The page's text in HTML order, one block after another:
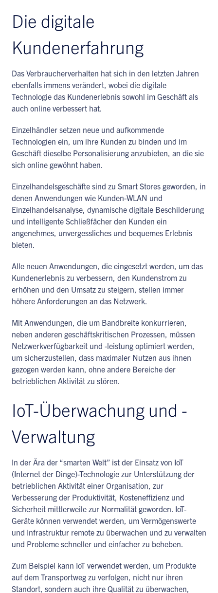
Die digitale
Kundenerfahrung
Das Verbraucherverhalten hat sich in den letzten Jahren
ebenfalls immens verändert, wobei die digitale
Technologie das Kundenerlebnis sowohl im Geschäft als
auch online verbessert hat.
Einzelhändler setzen neue und aufkommende
Technologien ein, um ihre Kunden zu binden und im
Geschäft dieselbe Personalisierung anzubieten, an die sie
sich online gewöhnt haben.
Einzelhandelsgeschäfte sind zu Smart Stores geworden, in
denen Anwendungen wie Kunden-WLAN und
Einzelhandelsanalyse, dynamische digitale Beschilderung
und intelligente Schließfächer den Kunden ein
angenehmes, unvergessliches und bequemes Erlebnis
bieten.
Alle neuen Anwendungen, die eingesetzt werden, um das
Kundenerlebnis zu verbessern, den Kundenstrom zu
erhöhen und den Umsatz zu steigern, stellen immer
höhere Anforderungen an das Netzwerk.
Mit Anwendungen, die um Bandbreite konkurrieren,
neben anderen geschäftskritischen Prozessen, müssen
Netzwerkverfügbarkeit und -leistung optimiert werden,
um sicherzustellen, dass maximaler Nutzen aus ihnen
gezogen werden kann, ohne andere Bereiche der
betrieblichen Aktivität zu stören.
IoT-Überwachung und -
Verwaltung
In der Ära der “smarten Welt” ist der Einsatz von IoT
(Internet der Dinge)-Technologie zur Unterstützung der
betrieblichen Aktivität einer Organisation, zur
Verbesserung der Produktivität, Kosteneffizienz und
Sicherheit mittlerweile zur Normalität geworden. IoT-
Geräte können verwendet werden, um Vermögenswerte
und Infrastruktur remote zu überwachen und zu verwalten
und Probleme schneller und einfacher zu beheben.
Zum Beispiel kann IoT verwendet werden, um Produkte
auf dem Transportweg zu verfolgen, nicht nur ihren
Standort, sondern auch ihre Qualität zu überwachen,